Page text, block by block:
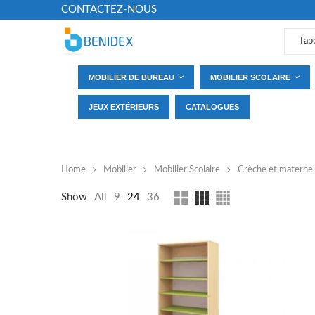
CONTACTEZ-NOUS
MOBILIER DE BUREAU MOBILIER SCOLAIRE
JEUX EXTÉRIEURS CATALOGUES
(2)
(1)
Home Mobilier Mobilier Scolaire Crèche et
Show All 9 24 36